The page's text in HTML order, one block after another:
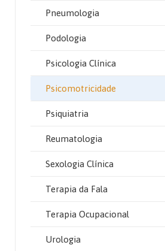
Pneumologia
Podologia
Psicologia Clínica
Psicomotricidade
Psiquiatria
Reumatologia
Sexologia Clínica
Terapia da Fala
Terapia Ocupacional
Urologia